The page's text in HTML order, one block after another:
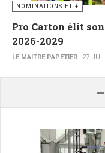
NOMINATIONS ET +
Pro Carton élit
2026-2029
LE MAITRE PAPETIER 27